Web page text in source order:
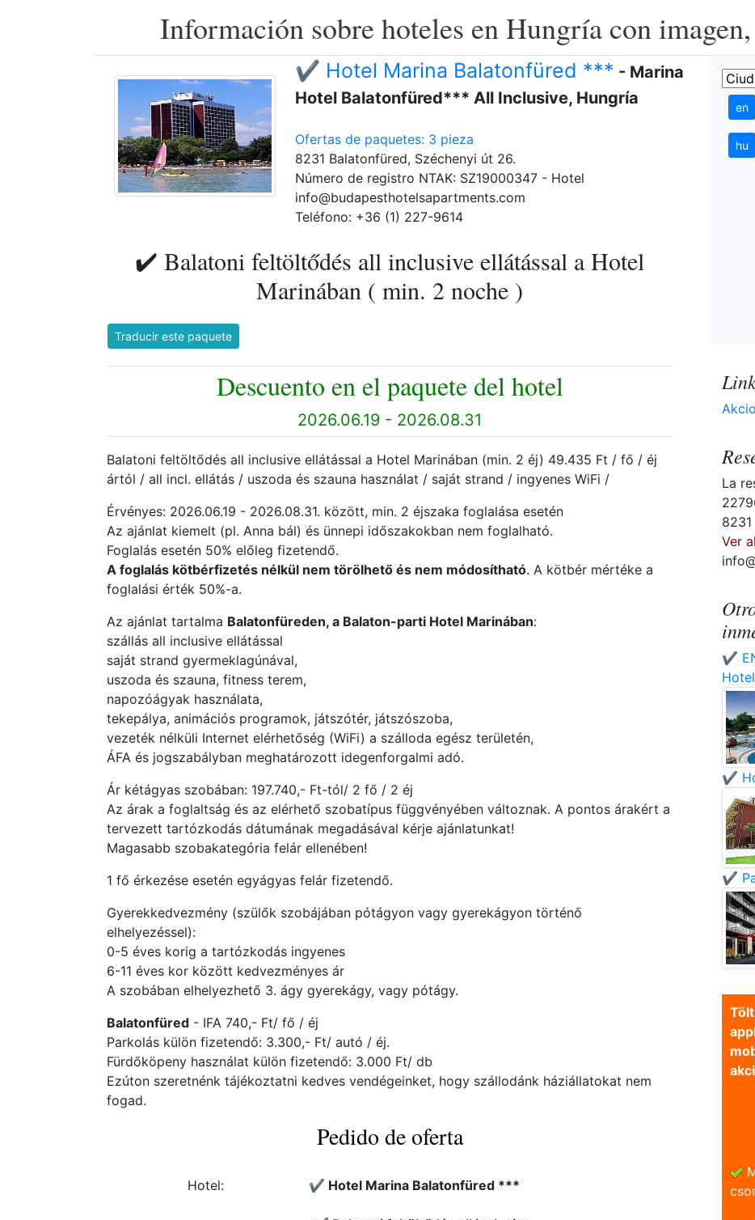
Información sobre hoteles en Hungría con
✔️ Hotel Marina Balatonfüred *** - Marina
Hotel Balatonfüred*** All Inclusive, Hungría
Ofertas de paquetes: 3 pieza
8231 Balatonfüred, Széchenyi út 26.
Número de registro NTAK: SZ19000347 - Hotel
info@budapesthotelsapartments.com
Teléfono: +36 (1) 227-9614
✔️ Balatoni feltöltődés all inclusive ellátással a Hotel
Marinában ( min. 2 noche )
Traducir este paquete
Descuento en el paquete del hotel
2026.06.19 - 2026.08.31
Balatoni feltöltődés all inclusive ellátással a Hotel Marinában (min. 2 éj) 49.435 Ft / fő / éj
ártól / all incl. ellátás / uszoda és szauna használat / saját strand / ingyenes WiFi /
Érvényes: 2026.06.19 - 2026.08.31. között, min. 2 éjszaka foglalása esetén
Az ajánlat kiemelt (pl. Anna bál) és ünnepi időszakokban nem foglalható.
Foglalás esetén 50% előleg fizetendő.
A foglalás kötbérfizetés nélkül nem törölhető és nem módosítható. A kötbér mértéke a
foglalási érték 50%-a.
Az ajánlat tartalma Balatonfüreden, a Balaton-parti Hotel Marinában:
szállás all inclusive ellátással
saját strand gyermeklagúnával,
uszoda és szauna, fitness terem,
napozóágyak használata,
tekepálya, animációs programok, játszótér, játszószoba,
vezeték nélküli Internet elérhetőség (WiFi) a szálloda egész területén,
ÁFA és jogszabályban meghatározott idegenforgalmi adó.
Ár kétágyas szobában: 197.740,- Ft-tól/ 2 fő / 2 éj
Az árak a foglaltság és az elérhető szobatípus függvényében változnak. A pontos árakért a
tervezett tartózkodás dátumának megadásával kérje ajánlatunkat!
Magasabb szobakategória felár ellenében!
1 fő érkezése esetén egyágyas felár fizetendő.
Gyerekkedvezmény (szülők szobájában pótágyon vagy gyerekágyon történő
elhelyezéssel):
0-5 éves korig a tartózkodás ingyenes
6-11 éves kor között kedvezményes ár
A szobában elhelyezhető 3. ágy gyerekágy, vagy pótágy.
Balatonfüred - IFA 740,- Ft/ fő / éj
Parkolás külön fizetendő: 3.300,- Ft/ autó / éj.
Fürdőköpeny használat külön fizetendő: 3.000 Ft/ db
Ezúton szeretnénk tájékoztatni kedves vendégeinket, hogy szállodánk háziállatokat nem
fogad.
Pedido de oferta
Hotel: ✔️ Hotel Marina Balatonfüred ***
en
hu
La
Ver
✔️
✔️
✔️